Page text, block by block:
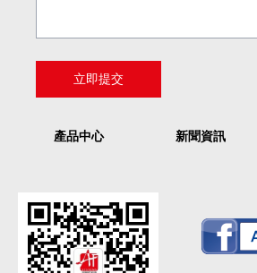
產品中心 新聞資訊